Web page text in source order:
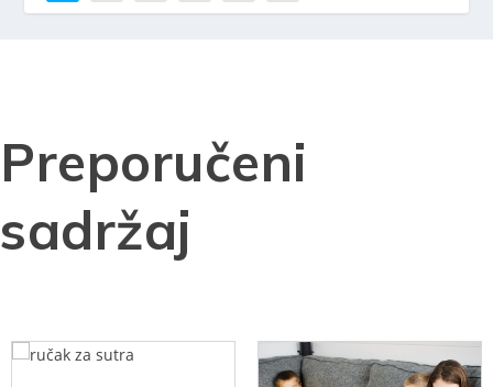
Preporučeni
sadržaj